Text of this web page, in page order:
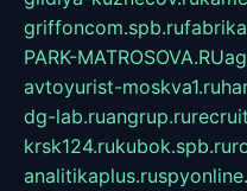
griffoncom.spb.ru
PARK-MATROSOVA.RU
avtoyurist-moskva1.ru
dg-lab.ruangrup.ru
krsk124.rukubok.spb.ru
analitikaplus.ru